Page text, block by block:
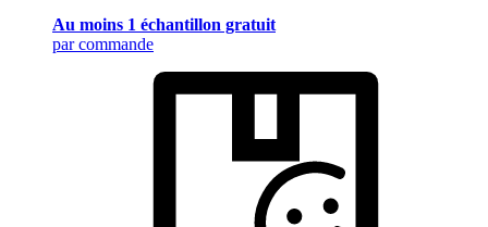
Au moins 1 échantillon gratuit
par commande